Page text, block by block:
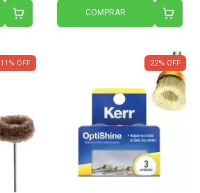
COMPRAR
11 % OFF 22% OFF